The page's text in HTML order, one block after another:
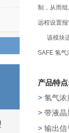
制，从而
远程设置
该模块适
SAFE 氢气
产品特
> 氢气浓
> 带液
> 输出信